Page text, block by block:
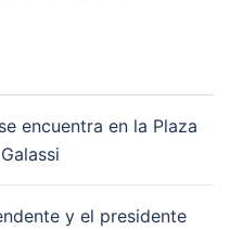
encuentra en la Plaza
y el presidente